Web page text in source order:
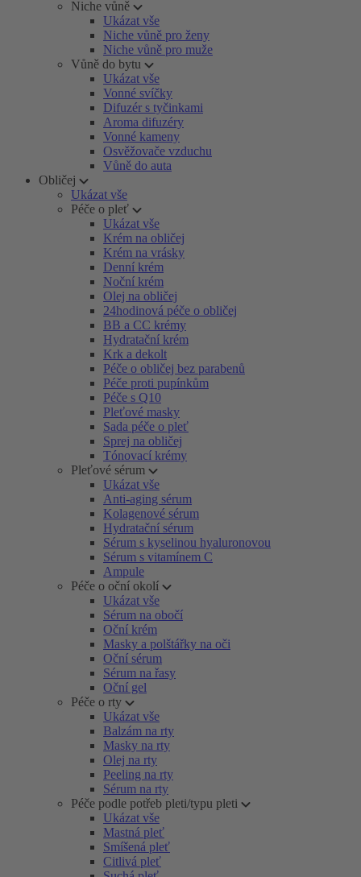
Niche vůně
Ukázat vše
Niche vůně pro ženy
Niche vůně pro muže
Vůně do bytu
Ukázat vše
Vonné svíčky
Difuzér s tyčinkami
Aroma difuzéry
Vonné kameny
Osvěžovače vzduchu
Vůně do auta
Obličej
Ukázat vše
Péče o pleť
Ukázat vše
Krém na obličej
Krém na vrásky
Denní krém
Noční krém
Olej na obličej
24hodinová péče o obličej
BB a CC krémy
Hydratační krém
Krk a dekolt
Péče o obličej bez parabenů
Péče proti pupínkům
Péče s Q10
Pleťové masky
Sada péče o pleť
Sprej na obličej
Tónovací krémy
Pleťové sérum
Ukázat vše
Anti-aging sérum
Kolagenové sérum
Hydratační sérum
Sérum s kyselinou hyaluronovou
Sérum s vitamínem C
Ampule
Péče o oční okolí
Ukázat vše
Sérum na obočí
Oční krém
Masky a polštářky na oči
Oční sérum
Sérum na řasy
Oční gel
Péče o rty
Ukázat vše
Balzám na rty
Masky na rty
Olej na rty
Peeling na rty
Sérum na rty
Péče podle potřeb pleti/typu pleti
Ukázat vše
Mastná pleť
Smíšená pleť
Citlivá pleť